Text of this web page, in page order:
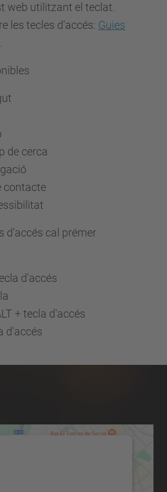
web utilitzant el teclat.
les tecles d'accés: Guies
de cerca
contacte
d'accés cal prémer
d'accés
+ tecla d'accés
d'accés